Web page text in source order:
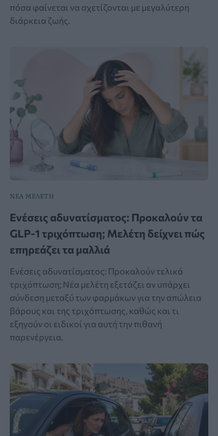
πόσα φαίνεται να σχετίζονται με μεγαλύτερη
διάρκεια ζωής.
ΝΕΑ ΜΕΛΕΤΗ
Ενέσεις αδυνατίσματος: Προκαλούν τα
GLP-1 τριχόπτωση; Μελέτη δείχνει πώς
επηρεάζει τα μαλλιά
Ενέσεις αδυνατίσματος: Προκαλούν τελικά
τριχόπτωση; Νέα μελέτη εξετάζει αν υπάρχει
σύνδεση μεταξύ των φαρμάκων για την απώλεια
βάρους και της τριχόπτωσης, καθώς και τι
εξηγούν οι ειδικοί για αυτή την πιθανή
παρενέργεια.